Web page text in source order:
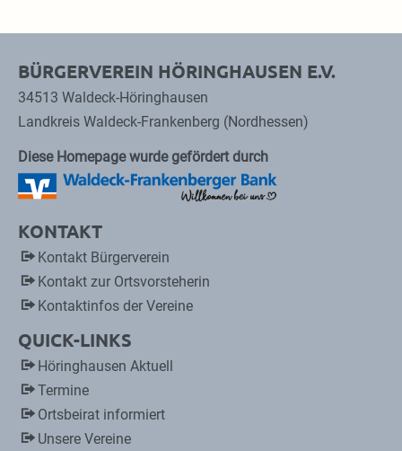
BÜRGERVEREIN HÖRINGHAUSEN E.V.
34513 Waldeck-Höringhausen
Landkreis Waldeck-Frankenberg (Nordhessen)
Diese Homepage wurde gefördert durch
KONTAKT
Kontakt Bürgerverein
Kontakt zur Ortsvorsteherin
Kontaktinfos der Vereine
QUICK-LINKS
Höringhausen Aktuell
Termine
Ortsbeirat informiert
Unsere Vereine